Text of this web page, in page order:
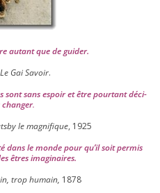
autant que de gui­der.
Le Gai Savoir.
sont sans espoir et être pour­tant déci­
chan­ger.
le magni­fique, 1925
dans le monde pour qu’il soit per­mis
êtres imaginaires.
trop humain, 1878